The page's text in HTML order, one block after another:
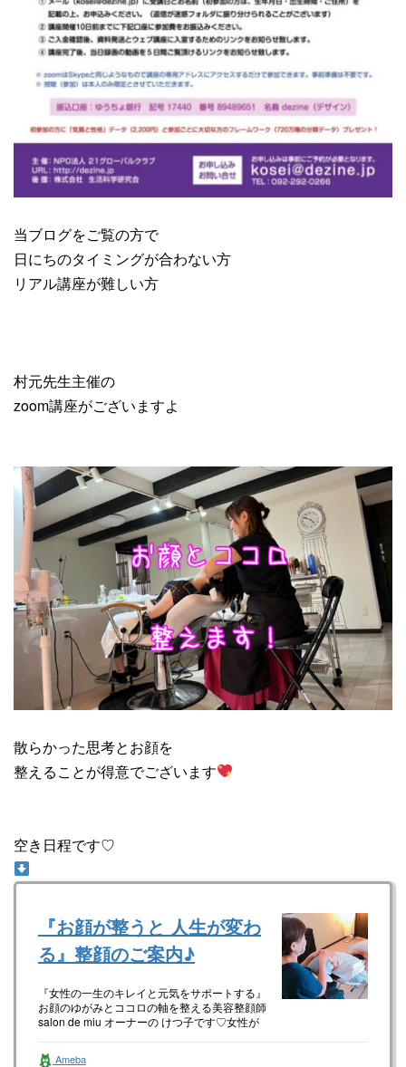
当ブログをご覧の方で
日にちのタイミングが合わない方
リアル講座が難しい方
村元先生主催の
zoom講座がございますよ
散らかった思考とお顔を
整えることが得意でございます
空き日程です♡
『お顔が整うと 人生が変わ
る』整顔のご案内♪
『女性の一生のキレイと元気をサポートする』
お顔のゆがみとココロの軸を整える美容整顔師
salon de miu オーナーの けつ子です♡女性が
Ameba